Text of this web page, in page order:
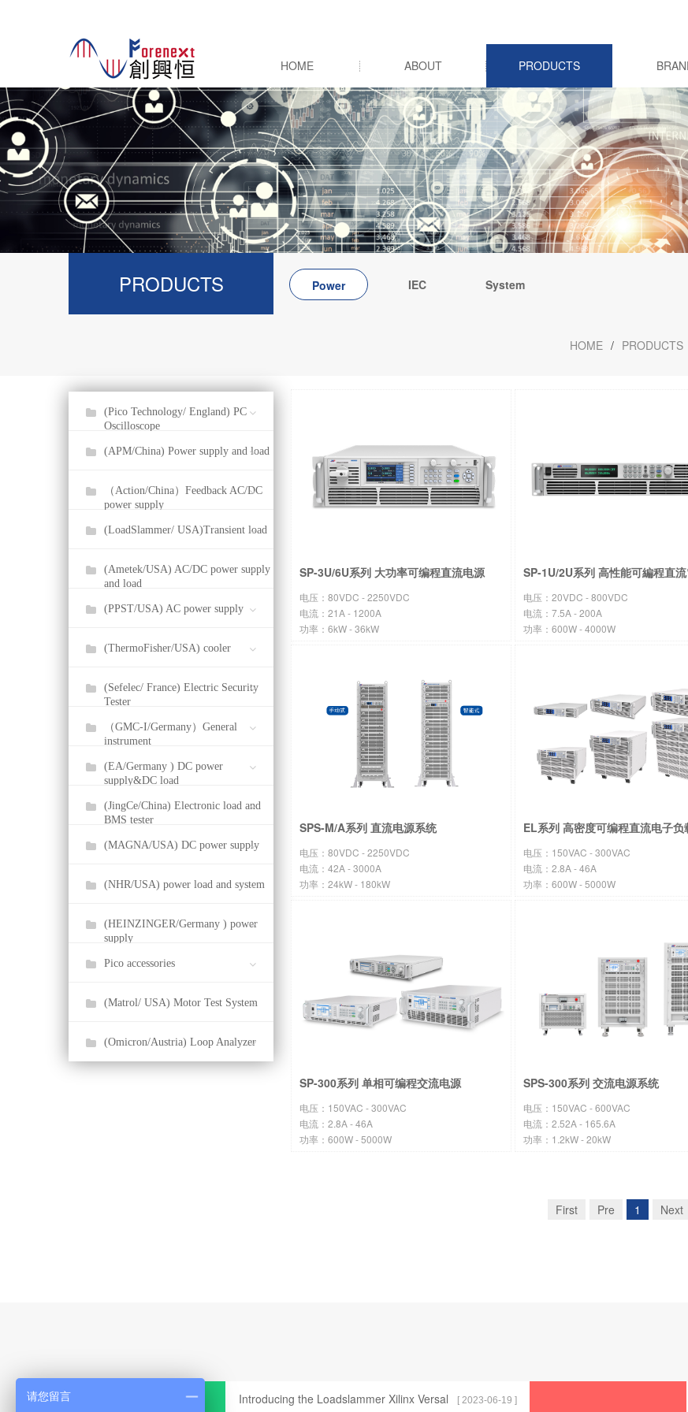
HOME ABOUT PRODUCTS
PRODUCTS
Power
IEC
System
HOME / PRODUCTS
(Pico Technology/ England) PC
Oscilloscope
(APM/China) Power supply and load
（Action/China）Feedback AC/DC
power supply
(LoadSlammer/ USA)Transient load
(Ametek/USA) AC/DC power supply
and load
(PPST/USA) AC power supply
(ThermoFisher/USA) cooler
(Sefelec/ France) Electric Security
Tester
（GMC-I/Germany）General
instrument
(EA/Germany ) DC power
supply&DC load
(JingCe/China) Electronic load and
BMS tester
(MAGNA/USA) DC power supply
(NHR/USA) power load and system
(HEINZINGER/Germany ) power
supply
Pico accessories
(Matrol/ USA) Motor Test System
(Omicron/Austria) Loop Analyzer
SP-3U/6U系列 大功率可编程直流电源
电压：80VDC - 2250VDC
电流：21A - 1200A
功率：6kW - 36kW
SP-1U/2U系列 高性能可編程直
电压：20VDC - 800VDC
电流：7.5A - 200A
功率：600W - 4000W
SPS-M/A系列 直流电源系统
电压：80VDC - 2250VDC
电流：42A - 3000A
功率：24kW - 180kW
EL系列 高密度可编程直流电子负
电压：150VAC - 300VAC
电流：2.8A - 46A
功率：600W - 5000W
SP-300系列 单相可编程交流电源
电压：150VAC - 300VAC
电流：2.8A - 46A
功率：600W - 5000W
SPS-300系列 交流电源系统
电压：150VAC - 600VAC
电流：2.52A - 165.6A
功率：1.2kW - 20kW
First Pre 1 Next
Introducing the Loadslammer Xilinx Versal [ 2023-06-19 ]
请您留言